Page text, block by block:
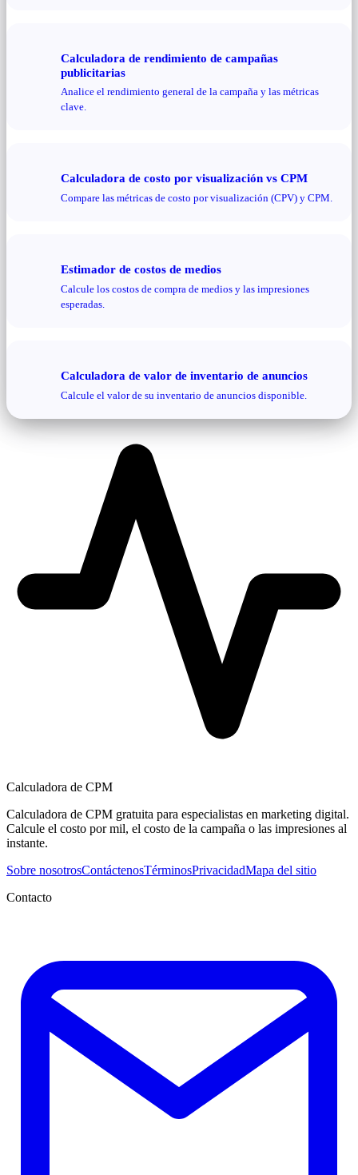
Calculadora de rendimiento de campañas
publicitarias
Analice el rendimiento general de la campaña y las métricas
clave.
Calculadora de costo por visualización vs CPM
Compare las métricas de costo por visualización (CPV) y CPM.
Estimador de costos de medios
Calcule los costos de compra de medios y las impresiones
esperadas.
Calculadora de valor de inventario de anuncios
Calcule el valor de su inventario de anuncios disponible.
Calculadora de CPM
Calculadora de CPM gratuita para especialistas en marketing digital.
Calcule el costo por mil, el costo de la campaña o las impresiones al
instante.
Sobre nosotrosContáctenosTérminosPrivacidadMapa del sitio
Contacto